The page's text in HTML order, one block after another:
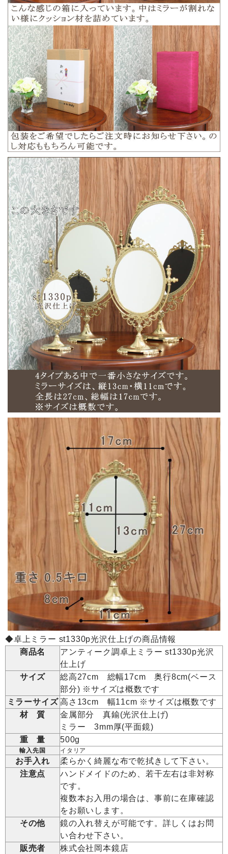
◆卓上ミラー st1330p光沢仕上げの商品情報
商品名
アンティーク調卓上ミラー st1330p光沢
仕上げ
サイズ
総高27cm 総幅17cm 奥行8cm(ベース
部分) ※サイズは概数です
ミラーサイズ 高さ13cm 幅11cm ※サイズは概数です
材 質
金属部分 真鍮(光沢仕上げ)
ミラー 3mm厚(平面鏡)
重 量
500g
輸入先国 イタリア
お手入れ
柔らかく綺麗な布で乾拭きして下さい。
注意点
ハンドメイドのため、若干左右は非対称
です。
複数本お入用の場合は、事前に在庫確認
をお願いします。
その他
鏡の入れ替えが可能です。詳しくはお問
い合わせ下さい。
販売者
株式会社岡本鏡店